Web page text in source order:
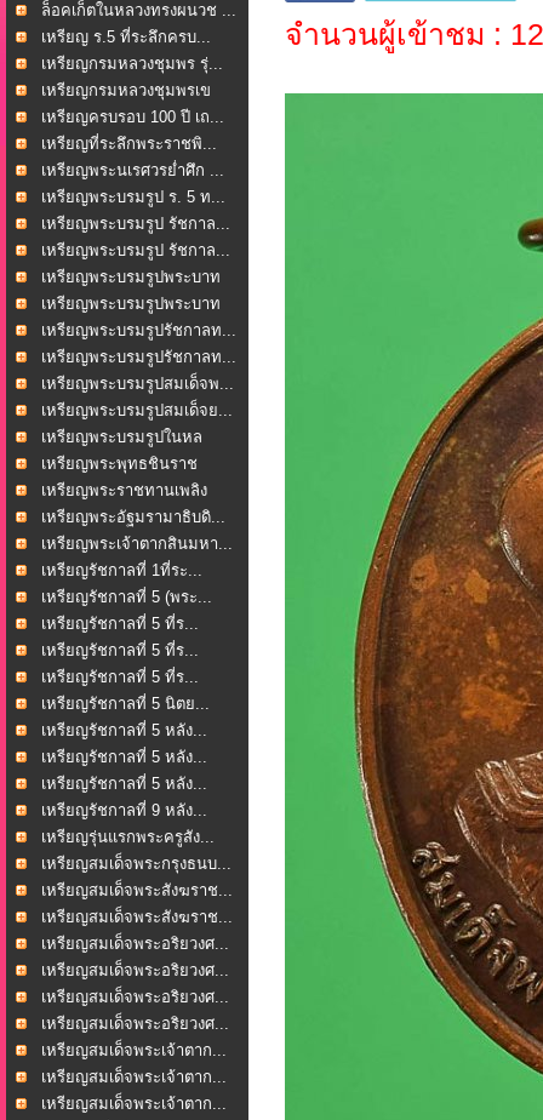
ล็อคเก็ตในหลวงทรงผนวช ...
เหรียญ ร.5 ที่ระลึกครบ...
เหรียญกรมหลวงชุมพร รุ่...
เหรียญกรมหลวงชุมพรเข
ตอ...
เหรียญครบรอบ 100 ปี เถ...
เหรียญที่ระลึกพระราชพิ...
เหรียญพระนเรศวรย่ำศึก ...
เหรียญพระบรมรูป ร. 5 ท...
เหรียญพระบรมรูป รัชกาล...
เหรียญพระบรมรูป รัชกาล...
เหรียญพระบรมรูปพระบาท
ส...
เหรียญพระบรมรูปพระบาท
ส...
เหรียญพระบรมรูปรัชกาลท...
เหรียญพระบรมรูปรัชกาลท...
เหรียญพระบรมรูปสมเด็จพ...
เหรียญพระบรมรูปสมเด็จย...
เหรียญพระบรมรูปในหล
วงร...เหรียญพระพุทธชินราช
หล... เหรียญพระราชทานเพลิง
ศพ... เหรียญพระอัฐมรามาธิบดิ...
เหรียญพระเจ้าตากสินมหา...
เหรียญรัชกาลที่ 1ที่ระ...
เหรียญรัชกาลที่ 5 (พระ...
เหรียญรัชกาลที่ 5 ที่ร...
เหรียญรัชกาลที่ 5 ที่ร...
เหรียญรัชกาลที่ 5 ที่ร...
เหรียญรัชกาลที่ 5 นิตย...
เหรียญรัชกาลที่ 5 หลัง...
เหรียญรัชกาลที่ 5 หลัง...
เหรียญรัชกาลที่ 5 หลัง...
เหรียญรัชกาลที่ 9 หลัง...
เหรียญรุ่นแรกพระครูสัง...
เหรียญสมเด็จพระกรุงธนบ...
เหรียญสมเด็จพระสังฆราช...
เหรียญสมเด็จพระสังฆราช...
เหรียญสมเด็จพระอริยวงศ...
เหรียญสมเด็จพระอริยวงศ...
เหรียญสมเด็จพระอริยวงศ...
เหรียญสมเด็จพระอริยวงศ...
เหรียญสมเด็จพระเจ้าตาก...
เหรียญสมเด็จพระเจ้าตาก...
เหรียญสมเด็จพระเจ้าตาก...
จำนวนผู้เข้าชม :